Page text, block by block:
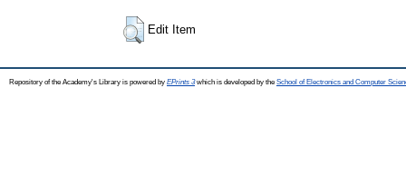
Edit Item
Repository of the Academy's Library is powered by EPrints 3which is developed by the School of Electronics and Computer